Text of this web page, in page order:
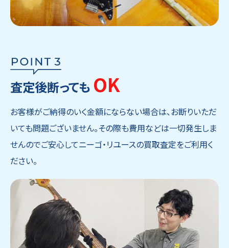
査定後断っても OK
お客様がご納得のいく金額にならない場合は、お断りいただ
いても問題ございません。その際も費用などは一切発生しま
せんのでご安心してニーゴ・リユースの買取査定をご利用く
ださい。